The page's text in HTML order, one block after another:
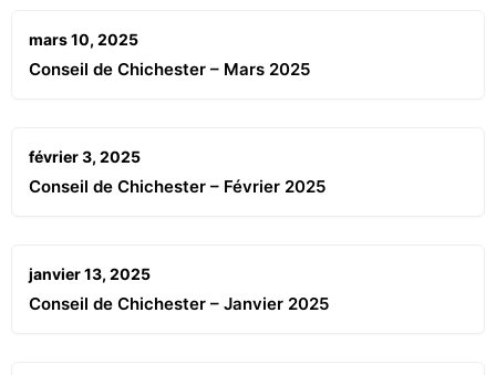
mars 10, 2025
Conseil de Chichester – Mars 2025
février 3, 2025
Conseil de Chichester – Février 2025
janvier 13, 2025
Conseil de Chichester – Janvier 2025